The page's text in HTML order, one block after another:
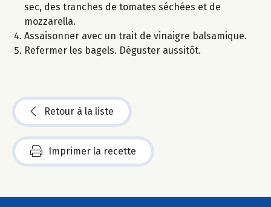
sec, des tranches de tomates séchées et de
mozzarella.
Assaisonner avec un trait de vinaigre balsamique.
Refermer les bagels. Déguster aussitôt.
Retour à la liste
Imprimer la recette